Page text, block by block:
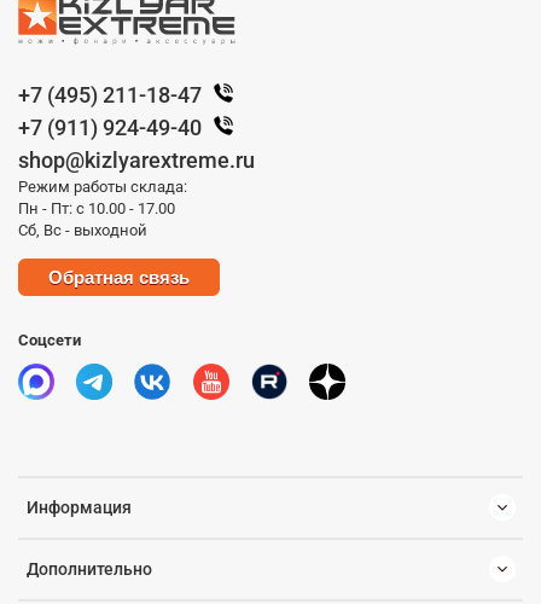
Информация
Дополнительно
+7 (495) 211-18-47
+7 (911) 924-49-40
shop@kizlyarextreme.ru
Режим работы склада:
Пн - Пт: с 10.00 - 17.00
Сб, Вс - выходной
Обратная связь
Соцсети